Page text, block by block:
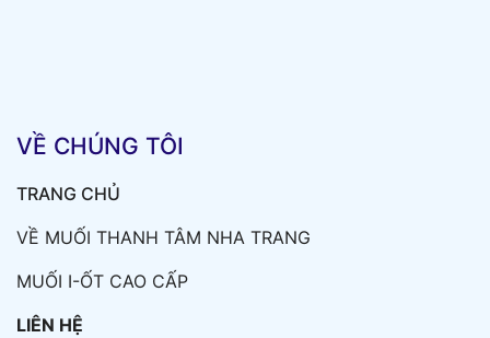
VỀ CHÚNG TÔI
TRANG CHỦ
VỀ MUỐI THANH TÂM NHA TRANG
MUỐI I-ỐT CAO CẤP
LIÊN HỆ